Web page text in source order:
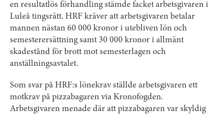
en resultatlös förhandling stämde facket arbetsgivaren i
Luleå tingsrätt. HRF kräver att arbetsgivaren betalar
mannen nästan 60 000 kronor i utebliven lön och
semesterersättning samt 30 000 kronor i allmänt
skadestånd för brott mot semesterlagen och
anställningsavtalet.
Som svar på HRF:s lönekrav ställde arbetsgivaren ett
motkrav på pizzabagaren via Kronofogden.
Arbetsgivaren menade där att pizzabagaren var skyldig